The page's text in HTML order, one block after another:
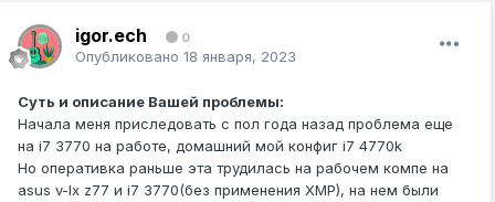
igor.ech 0
Опубликовано 18 января, 2023
Суть и описание Вашей проблемы:
Начала меня приследовать с пол года назад проблема еще
на i7 3770 на работе, домашний мой конфиг i7 4770k
Но оперативка раньше эта трудилась на рабочем компе на
asus v-lx z77 и i7 3770(без применения XMP), на нем были